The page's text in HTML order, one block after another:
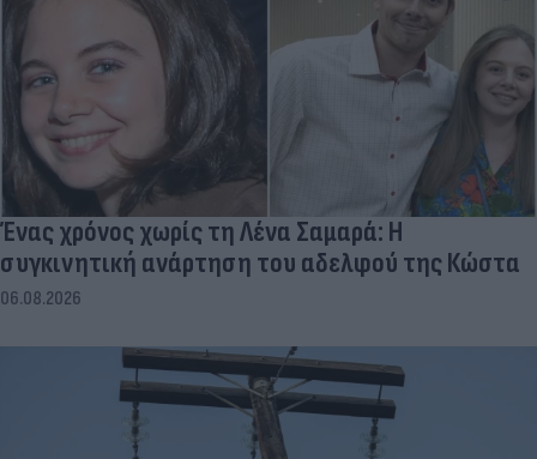
Ένας χρόνος χωρίς τη Λένα Σαμαρά: Η
συγκινητική ανάρτηση του αδελφού της Κώστα
06.08.2026